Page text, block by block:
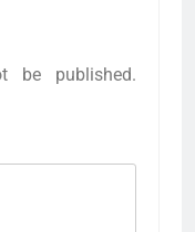
be published.